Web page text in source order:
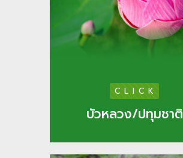
C L I C K
บัวหลวง/ปทุมชาติ